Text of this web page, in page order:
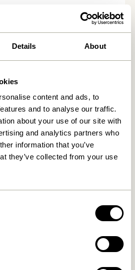
Details About
content and ads, to
and to analyse our traffic.
about your use of our site with
and analytics partners who
information that you’ve
they’ve collected from your use